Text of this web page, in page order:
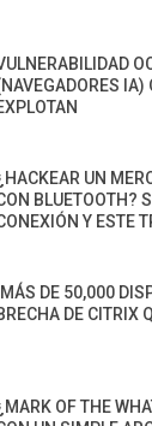
IA)
UN
BLUETOOTH?
Y ESTE
DE 50,000
DE CITRIX
OF THE